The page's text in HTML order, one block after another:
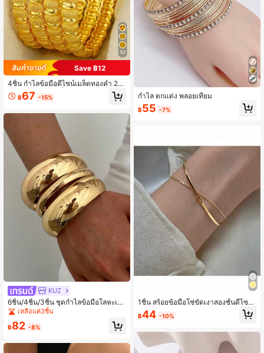
10
Save ฿12
4ชิ้น กำไลข้อมือดีไซน์เมล็ดทองคำ 24
k, กำไลข้อมือแฟชั่นผู้หญิงตะวันออกกล
างดูไบ, ของขวัญแต่งงานอาหรับและแ
฿67 -15%
KUZ
6ชิ้น/4ชิ้น/3ชิ้น ชุดกำไลข้อมือโลหะเรีย
บง่ายสไตล์วินเทจหรูหรา เหมาะสำหรับ
ผู้หญิงใส่ในชีวิตประจำวัน, งานปาร์ตี้, ข
องขวัญวันหยุด
เหลือแค่3ชิ้น
฿82 -8%
กำไล ตกแต่ง พลอยเทียม
฿55 -7%
1ชิ้น สร้อยข้อมือโซ่ขัดเงาสองชั้นดีไซน์เ
ฉพาะตัวระดับไฮเอนด์มินิมอล (ตัวล็อก
แบบสุ่ม)
฿44 -10%